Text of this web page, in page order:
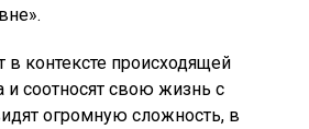
в контексте происходящей
и соотносят свою жизнь с
огромную сложность, в